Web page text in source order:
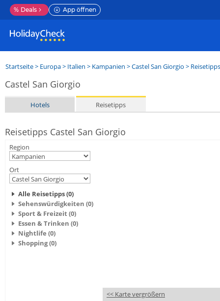
% Deals App öffnen
Startseite> Europa> Italien > Kampanien >Castel San Giorgio > Reisetipps
Castel San Giorgio
Hotels Reisetipps
Reisetipps Castel San Giorgio
Region
Ort
Alle Reisetipps (0)
Sehenswürdigkeiten (0)
Sport & Freizeit (0)
Essen & Trinken (0)
Nightlife (0)
Shopping (0)
<< Karte vergrößern